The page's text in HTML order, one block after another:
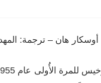
أوسكار هان – ترجمة: